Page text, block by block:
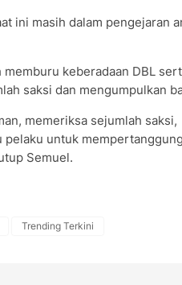
ini masih dalam pengejaran
keberadaan DBL
saksi dan mengumpulkan
memeriksa sejumlah saksi,
untuk
Semuel.
Trending Terkini